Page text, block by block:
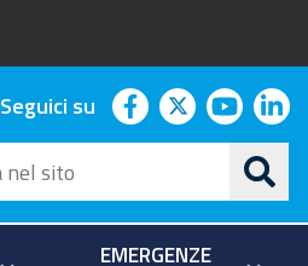
Seguici su facebook
twitter
Cerca
nel
sito
EMERGENZE